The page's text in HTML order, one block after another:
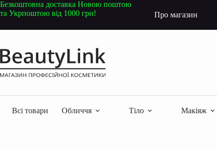
Перейти
до
Безкоштовна доставка Новою поштою
та Укрпоштою від 1000 грн!
Про магазин
Всі товари Обличчя Тіло Макіяж